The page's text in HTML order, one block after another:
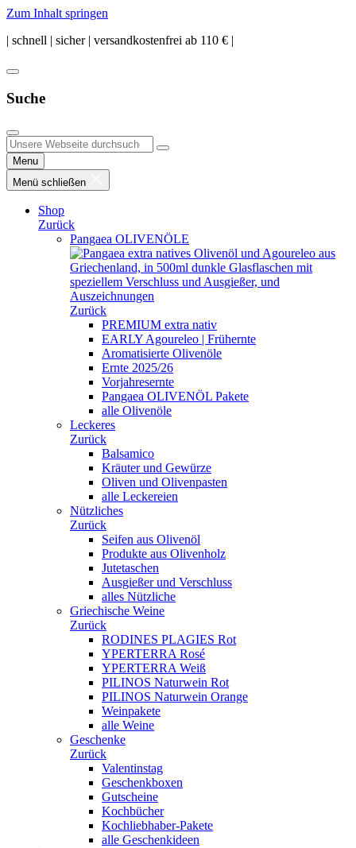
Zum Inhalt springen
| schnell | sicher | versandkostenfrei ab 110 € |
Suche
Menu
Menü schließen
Shop
Zurück
Pangaea OLIVENÖLE
Zurück
PREMIUM extra nativ
EARLY Agoureleo | Frühernte
Aromatisierte Olivenöle
Ernte 2025/26
Vorjahresernte
Pangaea OLIVENÖL Pakete
alle Olivenöle
Leckeres
Zurück
Balsamico
Kräuter und Gewürze
Oliven und Olivenpasten
alle Leckereien
Nützliches
Zurück
Seifen aus Olivenöl
Produkte aus Olivenholz
Jutetaschen
Ausgießer und Verschluss
alles Nützliche
Griechische Weine
Zurück
RODINES PLAGIES Rot
YPERTERRA Rosé
YPERTERRA Weiß
PILINOS Naturwein Rot
PILINOS Naturwein Orange
Weinpakete
alle Weine
Geschenke
Zurück
Valentinstag
Geschenkboxen
Gutscheine
Kochbücher
Kochliebhaber-Pakete
alle Geschenkideen